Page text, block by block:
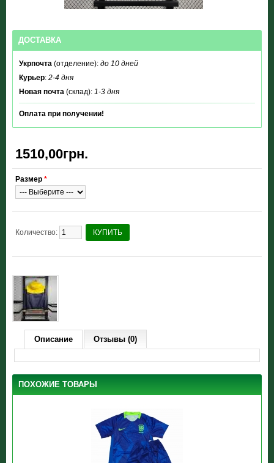
ДОСТАВКА
Укрпочта (отделение): до 10 дней
Курьер: 2-4 дня
Новая почта (склад): 1-3 дня
Оплата при получении!
1510,00грн.
Размер *
Количество: КУПИТЬ
Описание Отзывы (0)
ПОХОЖИЕ ТОВАРЫ